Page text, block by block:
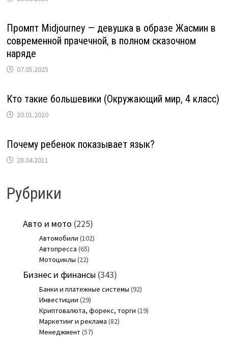
Промпт Midjourney — девушка в образе Жасмин в
современной прачечной, в полном сказочном
наряде
07.05.2025
Кто такие большевики (Окружающий мир, 4 класс)
20.01.2020
Почему ребенок показывает язык?
28.04.2011
Рубрики
Авто и мото (225)
Автомобили (102)
Автопресса (65)
Мотоциклы (22)
Бизнес и финансы (343)
Банки и платежные системы (92)
Инвестиции (29)
Криптовалюта, форекс, торги (19)
Маркетинг и реклама (82)
Менеджмент(57)